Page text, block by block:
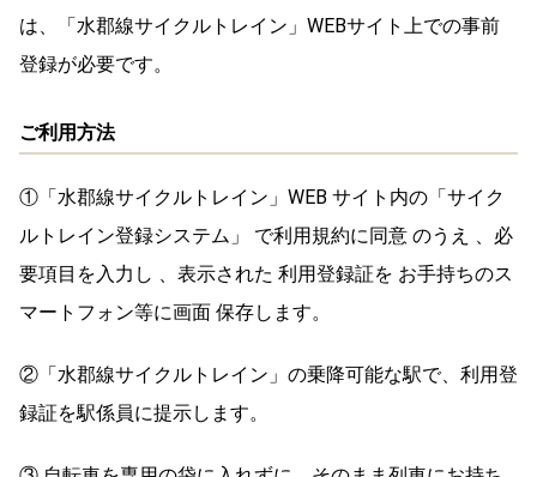
は、「水郡線サイクルトレイン」WEBサイト上での事前
登録が必要です。
ご利用方法
①「水郡線サイクルトレイン」WEB サイト内の「サイク
ルトレイン登録システム」 で利用規約に同意 のうえ 、必
要項目を入力し 、表示された 利用登録証を お手持ちのス
マートフォン等に画面 保存します。
②「水郡線サイクルトレイン」の乗降可能な駅で、利用登
録証を駅係員に提示します。